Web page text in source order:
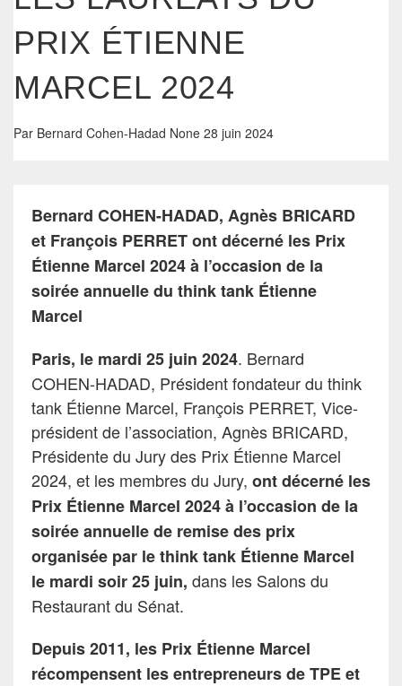
PRIX ÉTIENNE
MARCEL 2024
Par Bernard Cohen-Hadad None 28 juin 2024
Bernard COHEN-HADAD, Agnès BRICARD
et François PERRET ont décerné les Prix
Étienne Marcel 2024 à l’occasion de la
soirée annuelle du think tank Étienne
Marcel
Paris, le mardi 25 juin 2024. Bernard
COHEN-HADAD, Président fondateur du think
tank Étienne Marcel, François PERRET, Vice-
président de l’association, Agnès BRICARD,
Présidente du Jury des Prix Étienne Marcel
2024, et les membres du Jury, ont décerné les
Prix Étienne Marcel 2024 à l’occasion de la
soirée annuelle de remise des prix
organisée par le think tank Étienne Marcel
le mardi soir 25 juin, dans les Salons du
Restaurant du Sénat.
Depuis 2011, les Prix Étienne Marcel
récompensent les entrepreneurs de TPE et